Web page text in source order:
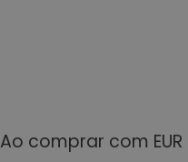
Ao comprar com